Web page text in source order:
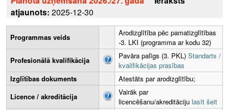
atjaunots: 2025-12-30
Programmas veids
Arodizglītība pēc pamatizglītības
-3. LKI (programma ar kodu 32)
Profesionālā kvalifikācija
Pavāra palīgs (3. PKL) Standarts /
kvalifikācijas prasības
Izglītības dokuments
Atestāts par arodizglītību;
Licence / akreditācija
Vairāk par
licencēšanu/akreditāciju lasīt šeit